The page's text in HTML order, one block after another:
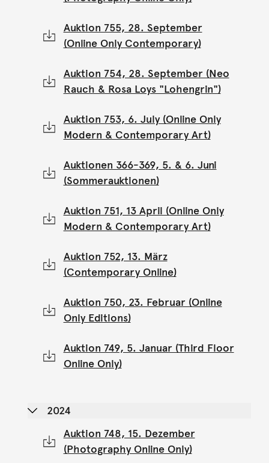
Auktion 755, 28. September
(Online Only Contemporary)
Auktion 754, 28. September (Neo
Rauch & Rosa Loys "Lohengrin")
Auktion 753, 6. July (Online Only
Modern & Contemporary Art)
Auktionen 366-369, 5. & 6. Juni
(Sommerauktionen)
Auktion 751, 13 April (Online Only
Modern & Contemporary Art)
Auktion 752, 13. März
(Contemporary Online)
Auktion 750, 23. Februar (Online
Only Editions)
Auktion 749, 5. Januar (Third Floor
Online Only)
2024
Auktion 748, 15. Dezember
(Photography Online Only)